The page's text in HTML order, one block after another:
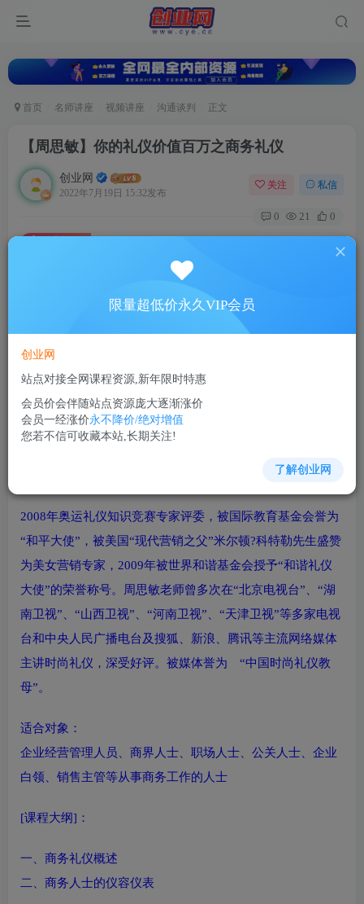
首页 名师讲座 视频讲座 沟通谈判 正文
【周思敏】你的礼仪价值百万之商务礼仪
创业网
2022年7月19日 15:32发布
关注 私信
0 21 0
【周思敏】你的礼仪价值百万之商务礼仪
此内容为付费资源，请付费后查看
5
超级会员
立即购买
您当前未登录！建议登陆后购买，可保存购买订单
2008年奥运礼仪知识竞赛专家评委，被国际教育基金会誉为
“和平大使”，被美国“现代营销之父”米尔顿?科特勒先生盛赞
为美女营销专家，2009年被世界和谐基金会授予“和谐礼仪
大使”的荣誉称号。周思敏老师曾多次在“北京电视台”、“湖
南卫视”、“山西卫视”、“河南卫视”、“天津卫视”等多家电视
台和中央人民广播电台及搜狐、新浪、腾讯等主流网络媒体
主讲时尚礼仪，深受好评。被媒体誉为 “中国时尚礼仪教
母”。
适合对象：
企业经营管理人员、商界人士、职场人士、公关人士、企业
白领、销售主管等从事商务工作的人士
[课程大纲]：
一、商务礼仪概述
二、商务人士的仪容仪表
限量超低价永久VIP会员
创业网
站点对接全网课程资源,新年限时特惠
会员价会伴随站点资源庞大逐渐涨价
会员一经涨价永不降价/绝对增值
您若不信可收藏本站,长期关注!
了解创业网